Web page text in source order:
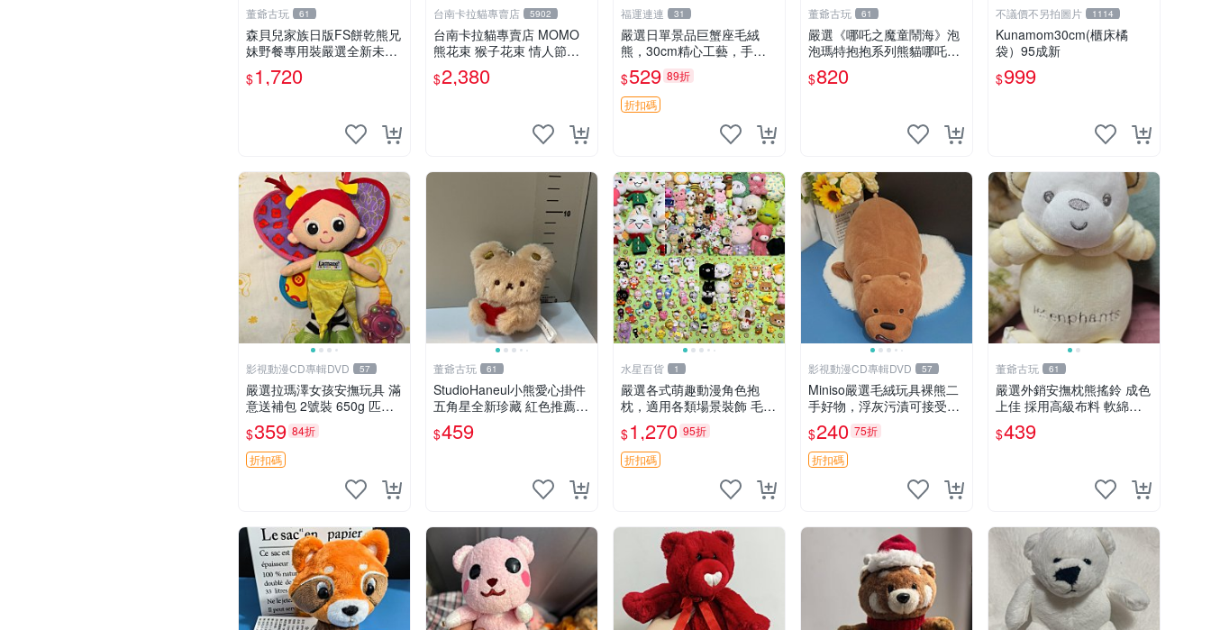
董爺古玩 61
森貝兒家族日版FS餅乾熊兄
妹野餐專用裝嚴選全新未開
封，包含兩組大童款紙盒
裝，適合收藏與分享。 餅乾
$1,720
台南卡拉貓專賣店 5902
台南卡拉貓專賣店 MOMO
熊花束 猴子花束 情人節禮
物 二選一 可繡字 可今天寄
明天到
$2,380
福運連連 31
嚴選日單景品巨蟹座毛絨
熊，30cm精心工藝，手感
軟糯推薦收藏送人 巨蟹座
毛絨玩具 精緻做工
$529 89折
折扣碼
董爺古玩 61
嚴選《哪吒之魔童鬧海》泡
泡瑪特抱抱系列熊貓哪吒搪
膠臉毛絨， STATE：如圖顯
示 哪吒 毛絨公仔 泡泡瑪特
$820
不議價不另拍圖片 1114
Kunamom30cm(櫃床橘
袋）95成新
$999
影視動漫CD專輯DVD 57
嚴選拉瑪澤女孩安撫玩具 滿
意送補包 2號裝 650g 匹配
嬰幼童舒壓好伴侶 女孩專用
安心選擇 安撫玩偶 衝包 玩
具
$359 84折
折扣碼
董爺古玩 61
StudioHaneul小熊愛心掛件
五角星全新珍藏 紅色推薦收
藏 玩具掛飾 掛件 新品
$459
水星百貨 1
嚴選各式萌趣動漫角色抱
枕，適用各類場景裝飾 毛絨
玩具、卡通抱枕、趣味玩偶
$1,270 95折
折扣碼
影視動漫CD專輯DVD 57
Miniso嚴選毛絨玩具裸熊二
手好物，浮灰污漬可接受。
請詳閱照片再下單，售出不
退不換。全新品相收藏推
薦。 裸熊 毛絨玩具 收藏
$240 75折
折扣碼
董爺古玩 61
嚴選外銷安撫枕熊搖鈴 成色
上佳 採用高級布料 軟綿適
合收藏 安心選購 安撫枕 熊
玩具 搖鈴
$439